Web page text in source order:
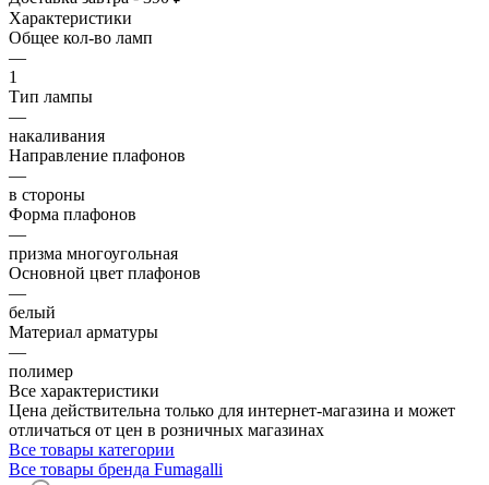
Характеристики
Общее кол-во ламп
—
1
Тип лампы
—
накаливания
Направление плафонов
—
в стороны
Форма плафонов
—
призма многоугольная
Основной цвет плафонов
—
белый
Материал арматуры
—
полимер
Все характеристики
Цена действительна только для интернет-магазина и может
отличаться от цен в розничных магазинах
Все товары категории
Все товары бренда Fumagalli